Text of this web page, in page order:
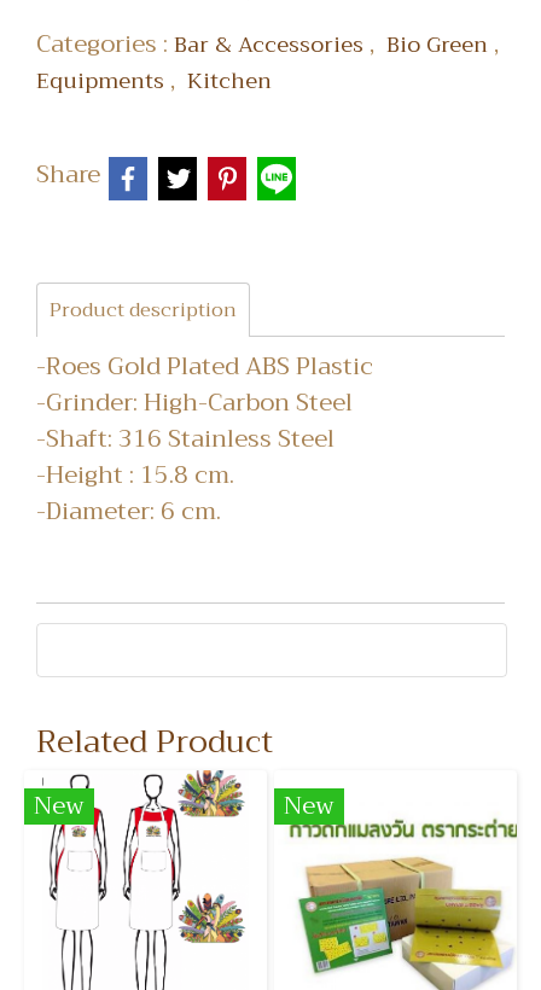
Categories :Bar & Accessories , Bio Green,
Equipments , Kitchen
Share
Product description
-Roes Gold Plated ABS Plastic
-Grinder: High-Carbon Steel
-Shaft: 316 Stainless Steel
-Height : 15.8 cm.
-Diameter: 6 cm.
Related Product
New New